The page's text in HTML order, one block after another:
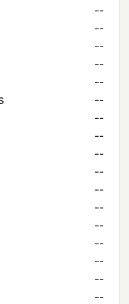
--
--
--
--
--
--
--
--
--
--
--
--
--
--
--
--
--